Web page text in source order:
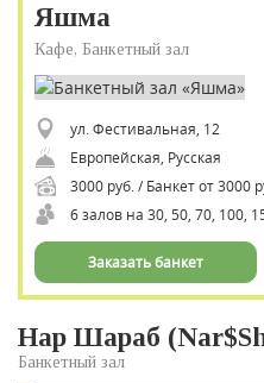
Яшма
Кафе, Банкетный зал
ул. Фестивальная, 12
Европейская, Русская
3000 руб. / Банкет от 3000
6 залов на 30, 50, 70, 100,
Заказать банкет
Нар Шараб
Банкетный зал